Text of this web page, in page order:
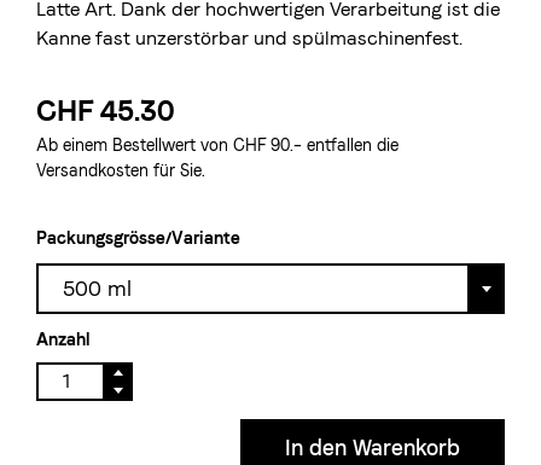
Latte Art. Dank der hochwertigen Verarbeitung ist die
Kanne fast unzerstörbar und spülmaschinenfest.
CHF 45.30
Ab einem Bestellwert von CHF 90.– entfallen die
Versandkosten für Sie.
Packungsgrösse/Variante
500 ml
Anzahl